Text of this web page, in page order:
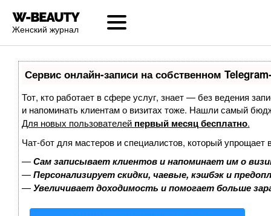
Женский журнал
Сервис онлайн-записи на собственном
Тот, кто работает в сфере услуг, знает — без ведения
и напоминать клиентам о визитах тоже. Нашли самый
Для новых пользователей первый месяц бесплатно.
Чат-бот для мастеров и специалистов, который упрощает
—Сам записывает клиентов и напоминает им о
—Персонализирует скидки, чаевые, кэшбэк и
—Увеличивает доходимость и помогает больше